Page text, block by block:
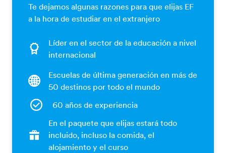
Te dejamos algunas razones para que elijas EF
a la hora de estudiar en el extranjero
Líder en el sector de la educación a nivel
internacional
Escuelas de última generación en más de
50 destinos por todo el mundo
60 años de experiencia
En el paquete que elijas estará todo
incluido, incluso la comida, el
alojamiento y el curso